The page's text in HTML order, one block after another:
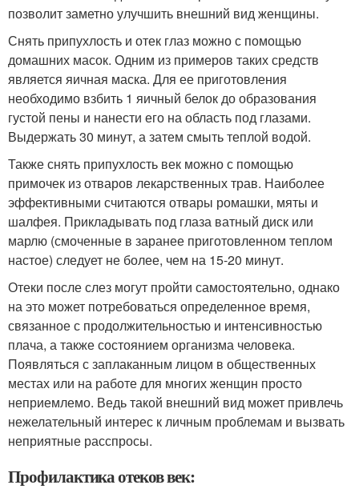
позволит заметно улучшить внешний вид женщины.
Снять припухлость и отек глаз можно с помощью
домашних масок. Одним из примеров таких средств
является яичная маска. Для ее приготовления
необходимо взбить 1 яичный белок до образования
густой пены и нанести его на область под глазами.
Выдержать 30 минут, а затем смыть теплой водой.
Также снять припухлость век можно с помощью
примочек из отваров лекарственных трав. Наиболее
эффективными считаются отвары ромашки, мяты и
шалфея. Прикладывать под глаза ватный диск или
марлю (смоченные в заранее приготовленном теплом
настое) следует не более, чем на 15-20 минут.
Отеки после слез могут пройти самостоятельно, однако
на это может потребоваться определенное время,
связанное с продолжительностью и интенсивностью
плача, а также состоянием организма человека.
Появляться с заплаканным лицом в общественных
местах или на работе для многих женщин просто
неприемлемо. Ведь такой внешний вид может привлечь
нежелательный интерес к личным проблемам и вызвать
неприятные расспросы.
Профилактика отеков век: